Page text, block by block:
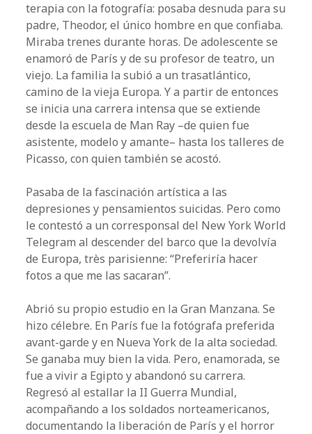
terapia con la fotografía: posaba desnuda para su
padre, Theodor, el único hombre en que confiaba.
Miraba trenes durante horas. De adolescente se
enamoró de París y de su profesor de teatro, un
viejo. La familia la subió a un trasatlántico,
camino de la vieja Europa. Y a partir de entonces
se inicia una carrera intensa que se extiende
desde la escuela de Man Ray –de quien fue
asistente, modelo y amante– hasta los talleres de
Picasso, con quien también se acostó.
Pasaba de la fascinación artística a las
depresiones y pensamientos suicidas. Pero como
le contestó a un corresponsal del New York World
Telegram al descender del barco que la devolvía
de Europa, très parisienne: “Preferiría hacer
fotos a que me las sacaran”.
Abrió su propio estudio en la Gran Manzana. Se
hizo célebre. En París fue la fotógrafa preferida
avant-garde y en Nueva York de la alta sociedad.
Se ganaba muy bien la vida. Pero, enamorada, se
fue a vivir a Egipto y abandonó su carrera.
Regresó al estallar la II Guerra Mundial,
acompañando a los soldados norteamericanos,
documentando la liberación de París y el horror